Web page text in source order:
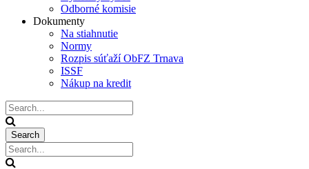
Odborné komisie
Dokumenty
Na stiahnutie
Normy
Rozpis súťaží ObFZ Trnava
ISSF
Nákup na kredit